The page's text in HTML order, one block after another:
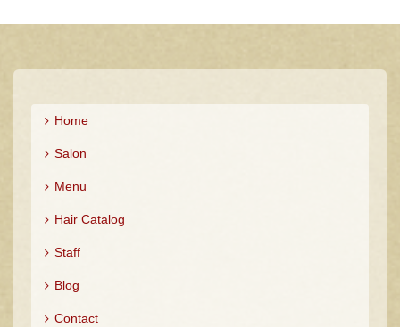
Home
Salon
Menu
Hair Catalog
Staff
Blog
Contact